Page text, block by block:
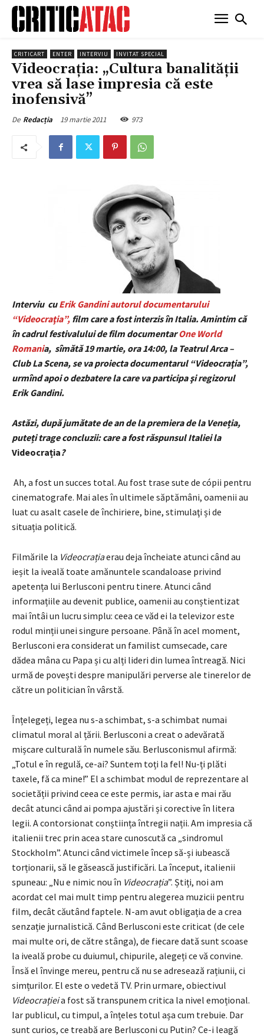
CRITICART ENTER INTERVIU INVITAT SPECIAL
Videocraţia: „Cultura banalității
vrea să lase impresia că este
inofensivă”
De Redacția 19 martie 2011 973
Interviu cuErik Gandini autorul documentarului
“Videocraţia”, film care a fost interzis în Italia. Amintim că
în cadrul festivalului de film documentarOne World
Romania, sîmătă 19 martie, ora 14:00, la Teatrul Arca –
Club La Scena, se va proiecta documentarul “Videocraţia”,
urmînd apoi o dezbatere la care va participa şi regizorul
Erik Gandini.
Astăzi, după jumătate de an de la premiera de la Veneția,
puteți trage concluzii: care a fost răspunsul Italiei la
Videocrația?
Ah, a fost un succes total. Au fost trase sute de cópii pentru
cinematografe. Mai ales în ultimele săptămâni, oamenii au
luat cu asalt casele de închiriere, bine, stimulaţi și de
situația politică.
Filmările la Videocrațiaerau deja încheiate atunci când au
ieșit la iveală toate amănuntele scandaloase privind
apetența lui Berlusconi pentru tinere. Atunci când
informațiile au devenit publice, oamenii au conștientizat
mai întâi un lucru simplu: ceea ce văd ei la televizor este
rodul minții unei singure persoane. Până în acel moment,
Berlusconi era considerat un familist cumsecade, care
dădea mâna cu Papa și cu alți lideri din lumea întreagă. Nici
urmă de povești despre manipulări perverse ale tinerelor de
către un politician în vârstă.
Înțelegeți, legea nu s-a schimbat, s-a schimbat numai
climatul moral al țării. Berlusconi a creat o adevărată
mișcare culturală în numele său. Berlusconismul afirmă:
„Totul e în regulă, ce-ai? Suntem toți la fel! Nu-ți plăti
taxele, fă ca mine!” El a schimbat modul de reprezentare al
societății privind ceea ce este permis, iar asta e mai rău
decât atunci când ai pompa ajustări și corective în litera
legii. A contorsionat conștiința întregii nații. Am impresia că
italienii trec prin acea stare cunoscută ca „sindromul
Stockholm”. Atunci când victimele încep să-și iubească
torționarii, să le găsească justificări. La început, italienii
spuneau: „Nu e nimic nou în Videocrația”. Știți, noi am
acordat cel mai mult timp pentru alegerea muzicii pentru
film, decât căutând faptele. N-am avut obligația de a crea
senzație jurnalistică. Când Berlusconi este criticat (de cele
mai multe ori, de către stânga), de fiecare dată sunt scoase
la iveală probe cu duiumul, chipurile, alegeți ce vă convine.
Însă el învinge mereu, pentru că nu se adresează rațiunii, ci
simțurilor. El este o vedetă TV. Prin urmare, obiectivul
Videocrațieia fost să transpunem critica la nivel emoțional.
Iar publicul, cu timpul, a înțeles totul așa cum trebuie. Dar
sunt curios, ce treabă are Berlusconi cu Putin? Ce-i leagă